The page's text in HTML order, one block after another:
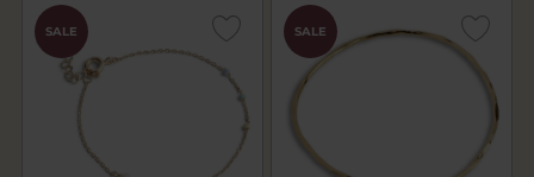
SALE SALE